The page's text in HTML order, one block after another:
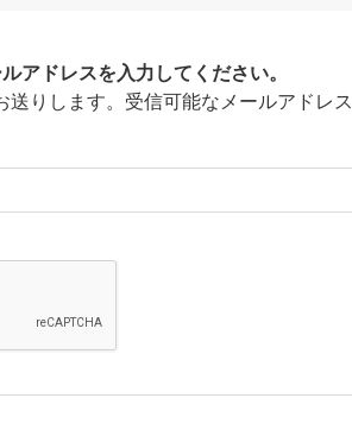
アドレスを入力してください。
りします。受信可能なメールアドレス